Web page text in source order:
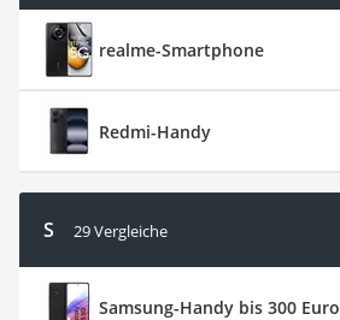
realme-Smartphone
Redmi-Handy
S 29 Vergleiche
Samsung-Handy bis 300 Euro